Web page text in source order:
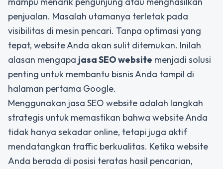
penjualan. Masalah utamanya terletak pada
visibilitas di mesin pencari. Tanpa optimasi yang
tepat, website Anda akan sulit ditemukan. Inilah
alasan mengapa jasa SEO website menjadi solusi
penting untuk membantu bisnis Anda tampil di
halaman pertama Google.
Menggunakan jasa SEO website adalah langkah
strategis untuk memastikan bahwa website Anda
tidak hanya sekadar online, tetapi juga aktif
mendatangkan traffic berkualitas. Ketika website
Anda berada di posisi teratas hasil pencarian,